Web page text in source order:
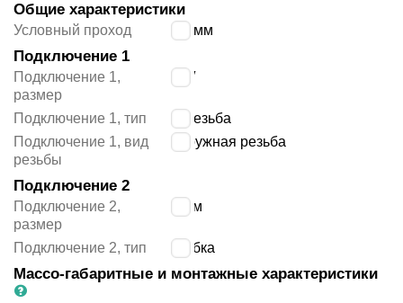
Общие характеристики
Условный проход мм
Подключение 1
Подключение 1,
размер
1/8″
Подключение 1, тип
R резьба
Подключение 1, вид
резьбы
наружная резьба
Подключение 2
Подключение 2,
размер
4 мм
Подключение 2, тип трубка
Массо-габаритные и монтажные характеристики